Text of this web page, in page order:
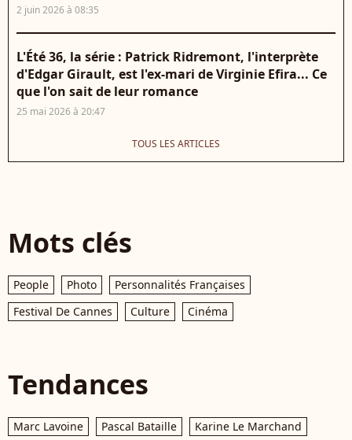
2 juin 2026 à 08:35
L'Été 36, la série : Patrick Ridremont, l'interprète
d'Edgar Girault, est l'ex-mari de Virginie Efira... Ce
que l'on sait de leur romance
25 mai 2026 à 20:47
TOUS LES ARTICLES
Mots clés
People Photo
Personnalités Françaises
Festival De Cannes
Culture Cinéma
Tendances
Marc Lavoine Pascal Bataille Karine Le Marchand